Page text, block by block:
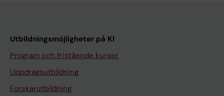
Utbildningsmöjligheter på KI
Program och fristående kurser
Uppdragsutbildning
Forskarutbildning